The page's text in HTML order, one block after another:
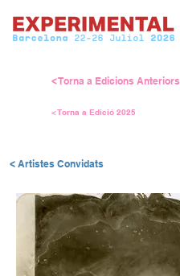
< Torna a Edicions Anteriors
< Torna a Edició 2025
< Artistes Convidats